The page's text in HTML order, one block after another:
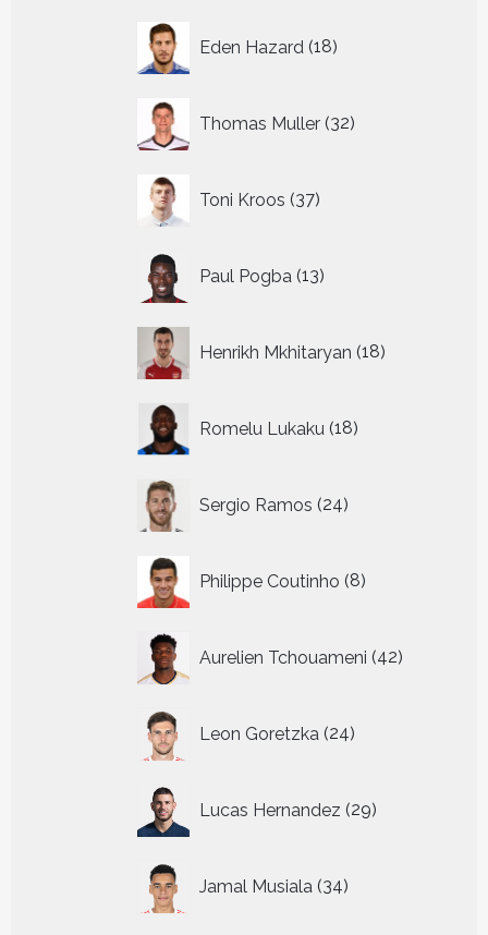
Eden Hazard 18
producten
Thomas Muller 32
producten
Toni Kroos 37
producten
Paul Pogba 13
producten
Henrikh Mkhitaryan 18
producten
Romelu Lukaku 18
producten
Sergio Ramos 24
producten
Philippe Coutinho 8
producten
Aurelien Tchouameni 42
producten
Leon Goretzka 24
producten
Lucas Hernandez 29
producten
Jamal Musiala 34
producten